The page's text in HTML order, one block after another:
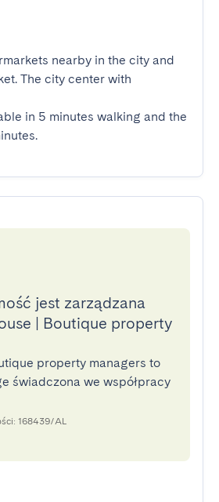
nearby in the city and
The city center with
in 5 minutes walking and the
jest zarządzana
| Boutique property
property managers to
świadczona we współpracy
168439/AL